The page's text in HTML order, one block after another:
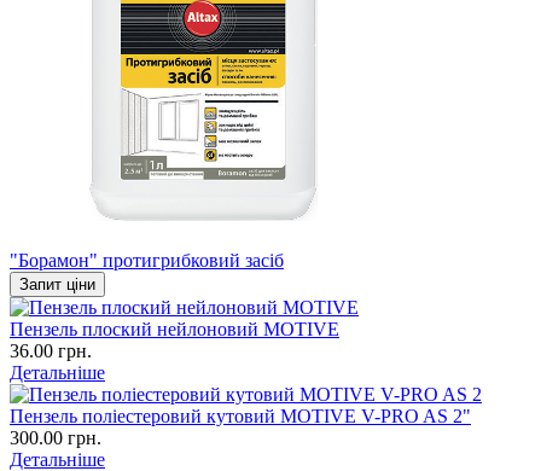
"Борамон" протигрибковий засіб
Запит ціни
Пензель плоский нейлоновий MOTIVE
36.00 грн.
Детальніше
Пензель поліестеровий кутовий MOTIVE V-PRO AS 2"
300.00 грн.
Детальніше